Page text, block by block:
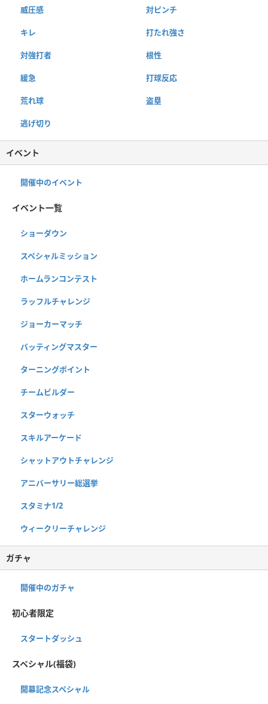
威圧感 対ピンチ
キレ 打たれ強さ
対強打者 根性
緩急 打球反応
荒れ球 盗塁
逃げ切り
イベント
開催中のイベント
イベント一覧
ショーダウン
スペシャルミッション
ホームランコンテスト
ラッフルチャレンジ
ジョーカーマッチ
バッティングマスター
ターニングポイント
チームビルダー
スターウォッチ
スキルアーケード
シャットアウトチャレンジ
アニバーサリー総選挙
スタミナ1/2
ウィークリーチャレンジ
ガチャ
開催中のガチャ
初心者限定
スタートダッシュ
スペシャル(福袋)
開幕記念スペシャル